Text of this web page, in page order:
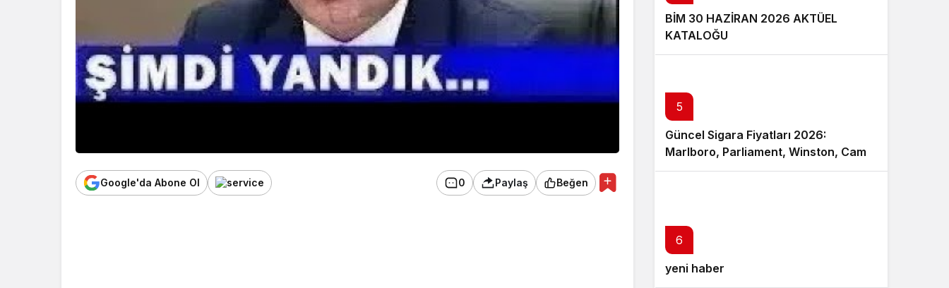
Google'da Abone Ol 0 Paylaş Beğen
BİM 30 HAZİRAN 2026 AKTÜEL
KATALOĞU
5
Güncel Sigara Fiyatları 2026:
Marlboro, Parliament, Winston, Camel
ve Tüm Sigara Markalarının Zamlı
6
yeni haber